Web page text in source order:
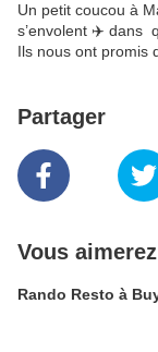
Un petit coucou à
s’envolent ✈️ dans
Ils nous ont promis
Partager
Vous
Rando Resto à